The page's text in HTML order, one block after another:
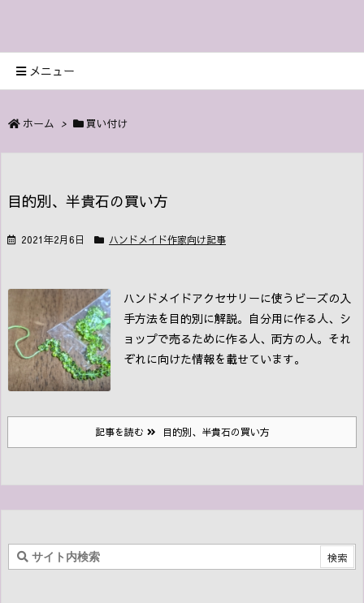
メニュー
ホーム > 買い付け
目的別、半貴石の買い方
2021年2月6日 ハンドメイド作家向け記事
ハンドメイドアクセサリーに使うビーズの入
手方法を目的別に解説。自分用に作る人、シ
ョップで売るために作る人、両方の人。それ
ぞれに向けた情報を載せています。
記事を読む 目的別、半貴石の買い方